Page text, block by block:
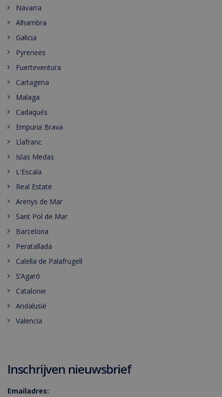
Navarra
Alhambra
Galicia
Pyrenees
Fuerteventura
Cartagena
Malaga
Cadaqués
Empuria Brava
Llafranc
Islas Medas
L'Escala
Real Estate
Arenys de Mar
Sant Pol de Mar
Barcelona
Peratallada
Calella de Palafrugell
S’Agaró
Catalonie
Andalusië
Valencia
Inschrijven nieuwsbrief
Emailadres: